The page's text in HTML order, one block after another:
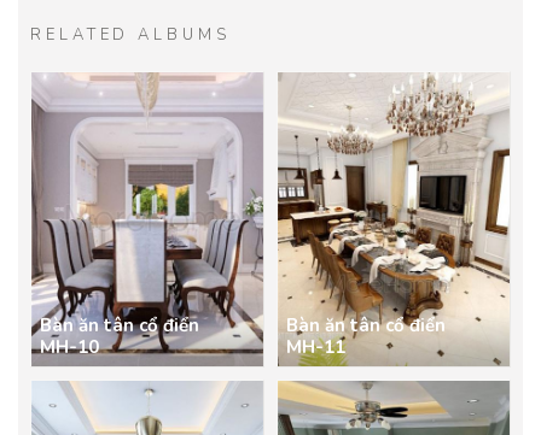
RELATED ALBUMS
Bàn ăn tân cổ điển
MH-10
Bàn ăn tân cổ điển
MH-11